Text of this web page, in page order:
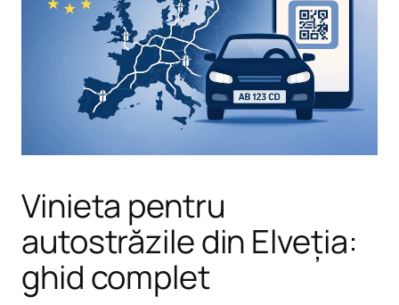
Vinieta pentru
autostrăzile din Elveția:
ghid complet